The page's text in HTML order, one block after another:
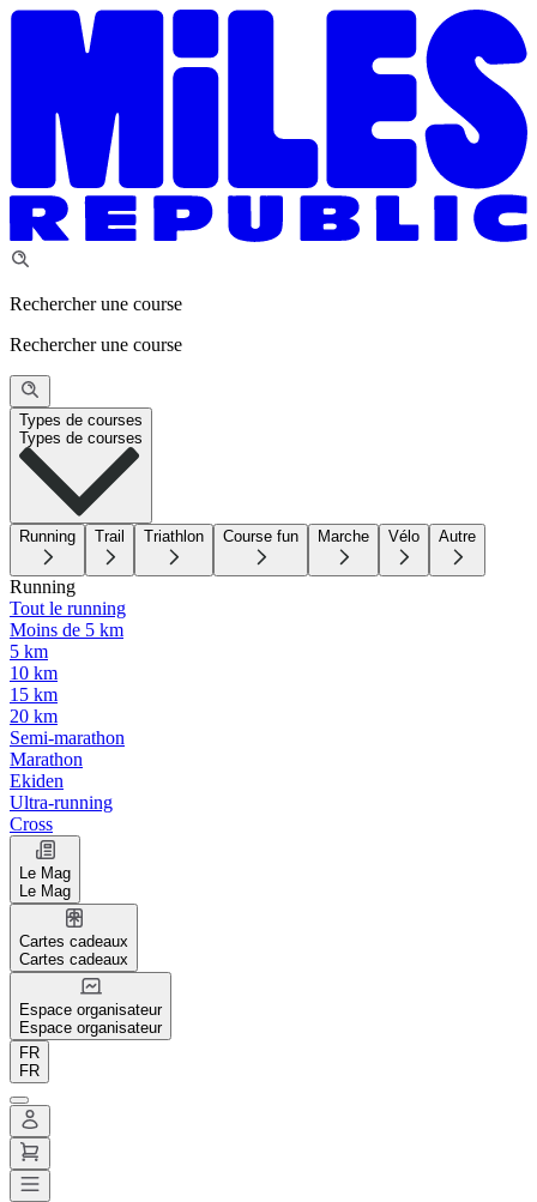
Rechercher une course
Rechercher une course
Types de courses
Types de courses
Running Trail Triathlon Course fun Marche Vélo Autre
Running
Tout le running
Moins de 5 km
5 km
10 km
15 km
20 km
Semi-marathon
Marathon
Ekiden
Ultra-running
Cross
Le Mag
Le Mag
Cartes cadeaux
Cartes cadeaux
Espace organisateur
Espace organisateur
FR
FR